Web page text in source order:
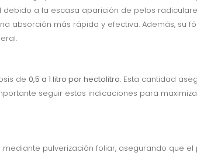
a la escasa aparición de pelos
absorción más rápida y efectiva. Además, su
de 0,5 a 1 litro por hectolitro. Esta cantidad
seguir estas indicaciones para
pulverización foliar, asegurando que